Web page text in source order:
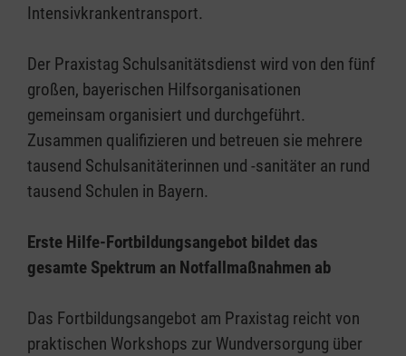
Intensivkrankentransport.
Der Praxistag Schulsanitätsdienst wird von den fünf
großen, bayerischen Hilfsorganisationen
gemeinsam organisiert und durchgeführt.
Zusammen qualifizieren und betreuen sie mehrere
tausend Schulsanitäterinnen und -sanitäter an rund
tausend Schulen in Bayern.
Erste Hilfe-Fortbildungsangebot bildet das
gesamte Spektrum an Notfallmaßnahmen ab
Das Fortbildungsangebot am Praxistag reicht von
praktischen Workshops zur Wundversorgung über